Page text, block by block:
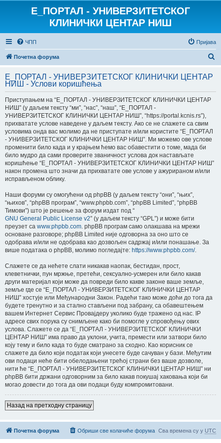
E_ПОРТАЛ - УНИВЕРЗИТЕТСКОГ
КЛИНИЧКИ ЦЕНТАР НИШ
ЧПП Пријава
Почетна форума
т
E_ПОРТАЛ - УНИВЕРЗИТЕТСКОГ КЛИНИЧКИ ЦЕНТАР
НИШ - Услови коришћења
Приступањем на “E_ПОРТАЛ - УНИВЕРЗИТЕТСКОГ КЛИНИЧКИ ЦЕНТАР
НИШ” (у даљем тексту “ми”, “нас”, “наш”, “E_ПОРТАЛ -
УНИВЕРЗИТЕТСКОГ КЛИНИЧКИ ЦЕНТАР НИШ”, “https://portal.kcnis.rs”),
прихватате услове наведене у даљем тексту. Ако се не слажете са свим
условима онда вас молимо да не приступате и/или користите “E_ПОРТАЛ
- УНИВЕРЗИТЕТСКОГ КЛИНИЧКИ ЦЕНТАР НИШ”. Ми можемо ове услове
променити било када и у крајњем ћемо вас обавестити о томе, мада би
било мудро да сами проверите званичност услова док настављате
коришћење “E_ПОРТАЛ - УНИВЕРЗИТЕТСКОГ КЛИНИЧКИ ЦЕНТАР НИШ”
након промена што значи да прихватате ове услове у ажурираном и/или
исправљеном облику.
Наши форуми су омогућени од phpBB (у даљем тексту “они”, “њих”,
“њихов”, “phpBB програм”, “www.phpbb.com”, “phpBB Limited”, “phpBB
Тимови”) што је решење за форум издат под “
GNU General Public License v2” (у даљем тексту “GPL”) и може бити
преузет са www.phpbb.com. phpBB програм само олакшава на мрежи
основане разговоре; phpBB Limited није одговорна за оно што се
одобрава и/или не одобрава као дозвољен садржај и/или понашање. За
више података о phpBB, молимо погледајте: https://www.phpbb.com/.
Слажете се да нећете слати никакав наопак, бестидан, прост,
клеветнички, пун мржње, претећи, сексуално-усмерен или било какав
други материјал који може да повреди било какве законе ваше земље,
земље где се “E_ПОРТАЛ - УНИВЕРЗИТЕТСКОГ КЛИНИЧКИ ЦЕНТАР
НИШ” хостује или Међународни Закон. Радећи тако може доћи до тога да
будете тренутно и за стално стављени под забрану, са обавештењем
вашем Интернет Сервис Провајдеру уколико буде тражено од нас. IP
адресе свих порука су снимљене како би помогле у спровођењу ових
услова. Слажете се да “E_ПОРТАЛ - УНИВЕРЗИТЕТСКОГ КЛИНИЧКИ
ЦЕНТАР НИШ” има право да уклони, учита, премести или затвори било
коју тему и било када то буде сматрано за сходно. Као корисник се
слажете да било који податак који унесете буде сачуван у бази. Међутим
ови подаци неће бити обелодањени трећој страни без ваше дозволе,
нити ће “E_ПОРТАЛ - УНИВЕРЗИТЕТСКОГ КЛИНИЧКИ ЦЕНТАР НИШ” ни
phpBB бити држани одговорним за било какав покушај хаковања који би
могао довести до тога да ови подаци буду компромитовани.
Назад на претходну страницу
Почетна форума Сва времена су у UTC
Обриши све колачиће форума